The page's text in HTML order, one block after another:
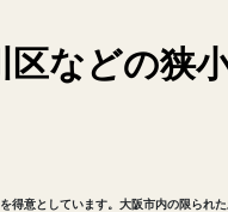
区などの狭
意としています。大阪市内の限られ